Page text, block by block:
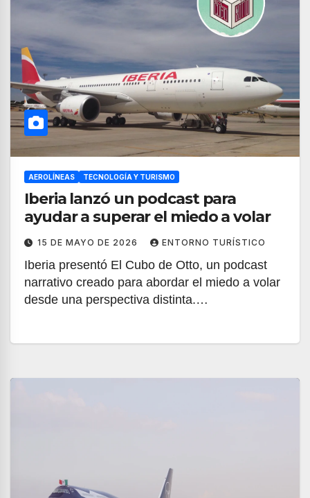
AEROLÍNEAS TECNOLOGÍA Y TURISMO
Iberia lanzó un podcast para
ayudar a superar el miedo a volar
15 DE MAYO DE 2026 ENTORNO TURÍSTICO
Iberia presentó El Cubo de Otto, un podcast
narrativo creado para abordar el miedo a volar
desde una perspectiva distinta.…